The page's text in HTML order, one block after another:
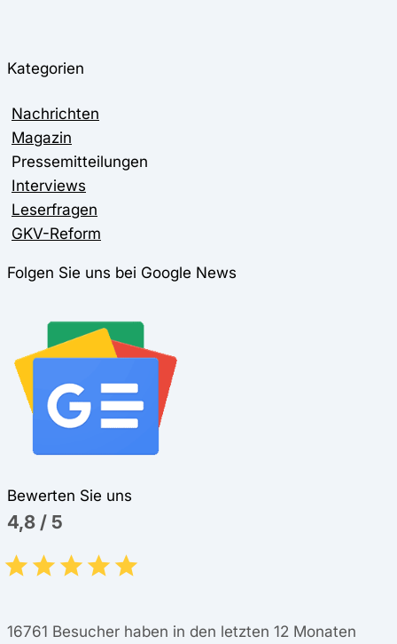
Kategorien
Nachrichten
Magazin
Pressemitteilungen
Interviews
Leserfragen
GKV-Reform
Folgen Sie uns bei Google News
Bewerten Sie uns
4,8 / 5
16761 Besucher haben in den letzten 12 Monaten